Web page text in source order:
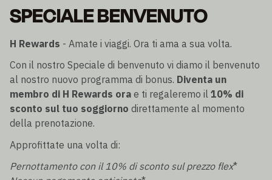
SPECIALE BENVENUTO
H Rewards - Amate i viaggi. Ora ti ama a sua volta.
Con il nostro Speciale di benvenuto vi diamo il benvenuto
al nostro nuovo programma di bonus. Diventa un
membro di H Rewards ora e ti regaleremo il 10% di
sconto sul tuo soggiorno direttamente al momento
della prenotazione.
Approfittate una volta di:
Pernottamento con il 10% di sconto sul prezzo flex*